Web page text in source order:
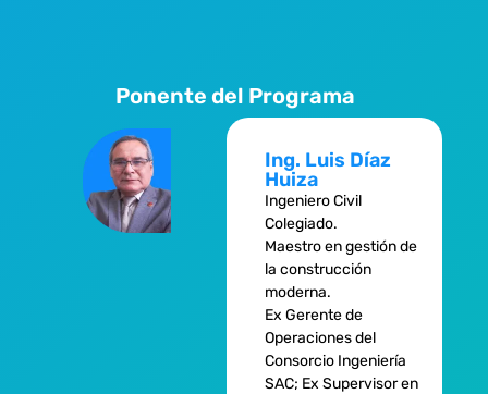
Ponente del Programa
Ing. Luis Díaz
Huiza
Ingeniero Civil
Colegiado.
Maestro en gestión de
la construcción
moderna.
Ex Gerente de
Operaciones del
Consorcio Ingeniería
SAC; Ex Supervisor en